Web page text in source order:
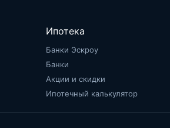
Ипотека
Банки Эскроу
Банки
Акции и скидки
Ипотечный калькулятор